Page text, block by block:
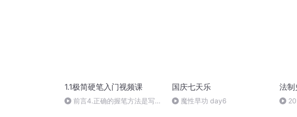
1.1极简硬笔入门视频课
前言4.正确的握笔方法是写好
国庆七天乐
魔性早功 day6
法制